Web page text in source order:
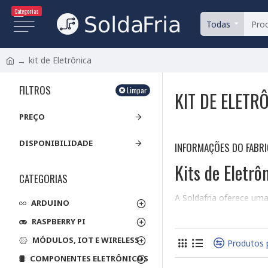
Categorias
Todas
kit de Eletrônica
FILTROS Limpar
PREÇO
DISPONIBILIDADE
CATEGORIAS
ARDUINO
RASPBERRY PI
MÓDULOS, IOT E WIRELESS
COMPONENTES ELETRÔNICOS
KIT DE
INFORMAÇÕES DO
Kits de
A Soldafria oferece
Tipos de Produtos